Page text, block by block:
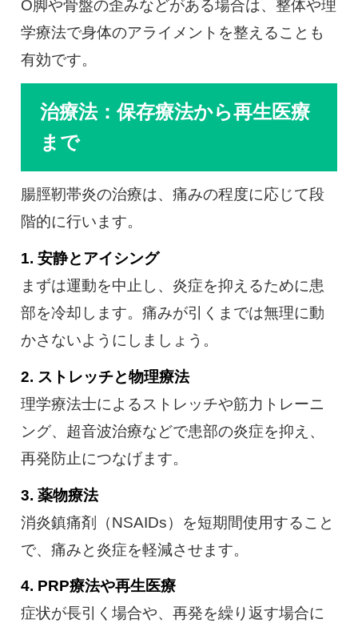
O脚や骨盤の歪みなどがある場合は、整体や理
学療法で身体のアライメントを整えることも
有効です。
治療法：保存療法から再生医療
まで
腸脛靭帯炎の治療は、痛みの程度に応じて段
階的に行います。
1. 安静とアイシング
まずは運動を中止し、炎症を抑えるために患
部を冷却します。痛みが引くまでは無理に動
かさないようにしましょう。
2. ストレッチと物理療法
理学療法士によるストレッチや筋力トレーニ
ング、超音波治療などで患部の炎症を抑え、
再発防止につなげます。
3. 薬物療法
消炎鎮痛剤（NSAIDs）を短期間使用すること
で、痛みと炎症を軽減させます。
4. PRP療法や再生医療
症状が長引く場合や、再発を繰り返す場合に